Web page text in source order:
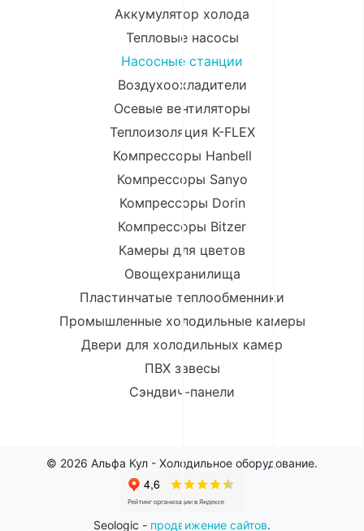
Аккумулятор холода
Тепловые насосы
Насосные станции
Воздухоохладители
Осевые вентиляторы
Теплоизоляция K-FLEX
Компрессоры Hanbell
Компрессоры Sanyo
Компрессоры Dorin
Компрессоры Bitzer
Камеры для цветов
Овощехранилища
Пластинчатые теплообменники
Промышленные холодильные камеры
Двери для холодильных камер
ПВХ завесы
Сэндвич-панели
© 2026 Альфа Кул - Холодильное оборудование.
Seologic - продвижение сайтов.